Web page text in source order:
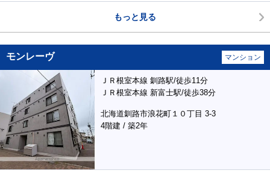
もっと見る
モンレーヴ マンション
ＪＲ根室本線 釧路駅/徒歩11分
ＪＲ根室本線 新富士駅/徒歩38分
北海道釧路市浪花町１０丁目 3-3
4階建 / 築2年